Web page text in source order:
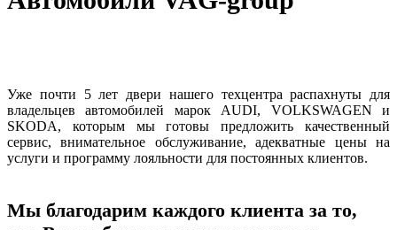
Уже почти 5 лет двери нашего техцентра распахнуты для
владельцев автомобилей марок AUDI, VOLKSWAGEN и
SKODA, которым мы готовы предложить качественный
сервис, внимательное обслуживание, адекватные цены на
услуги и программу лояльности для постоянных клиентов.
Мы благодарим каждого клиента за то,